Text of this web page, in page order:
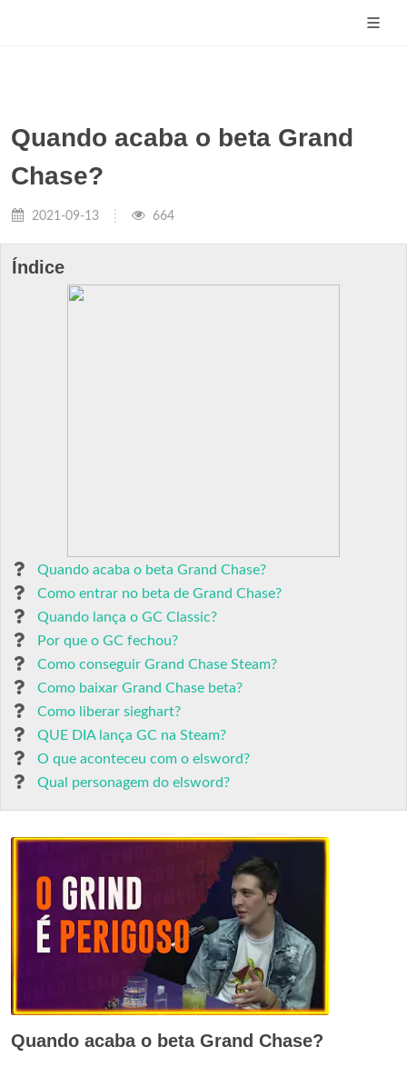
Quando acaba o beta Grand
Chase?
2021-09-13 664
Índice
Quando acaba o beta Grand Chase?
Como entrar no beta de Grand Chase?
Quando lança o GC Classic?
Por que o GC fechou?
Como conseguir Grand Chase Steam?
Como baixar Grand Chase beta?
Como liberar sieghart?
QUE DIA lança GC na Steam?
O que aconteceu com o elsword?
Qual personagem do elsword?
Quando acaba o beta Grand Chase?